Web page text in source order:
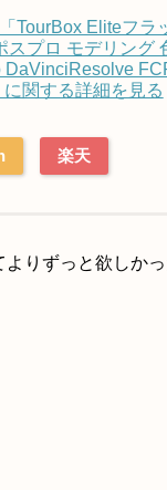
TourBox Eliteフラ
スプロ モデリング
DaVinciResolve
に関する詳細を見る
楽天
りずっと欲しかっ